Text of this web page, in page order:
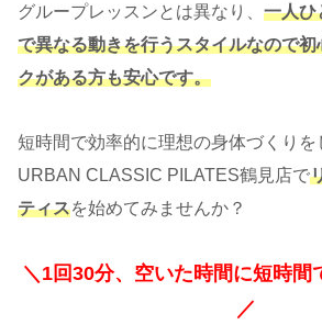
グループレッスンとは異なり、 一人ひ
で異なる動きを行うスタイルなので
クがある方も安心です。
短時間で効率的に理想の身体づくりを
URBAN CLASSIC PILATES鶴見店で
ティスを始めてみませんか？
＼1回30分、空いた時間に短時間
／